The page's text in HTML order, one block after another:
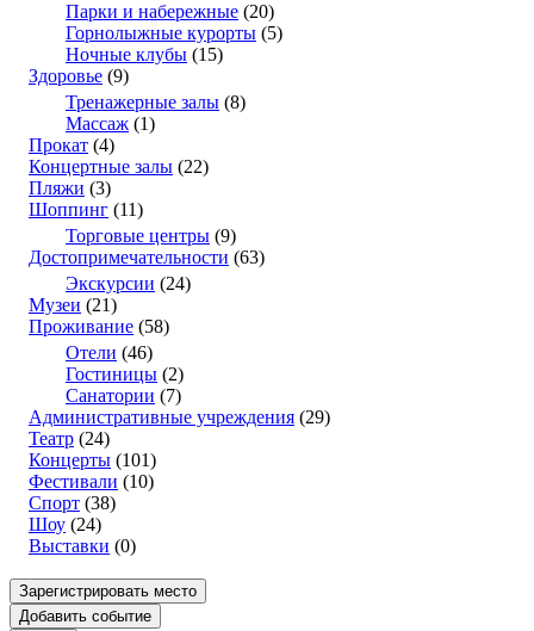
Парки и набережные (20)
Горнолыжные курорты (5)
Ночные клубы (15)
Здоровье (9)
Тренажерные залы (8)
Массаж (1)
Прокат (4)
Концертные залы (22)
Пляжи (3)
Шоппинг (11)
Торговые центры (9)
Достопримечательности (63)
Экскурсии (24)
Музеи (21)
Проживание (58)
Отели (46)
Гостиницы (2)
Санатории (7)
Административные учреждения (29)
Театр (24)
Концерты (101)
Фестивали (10)
Спорт (38)
Шоу (24)
Выставки (0)
Зарегистрировать место
Добавить событие